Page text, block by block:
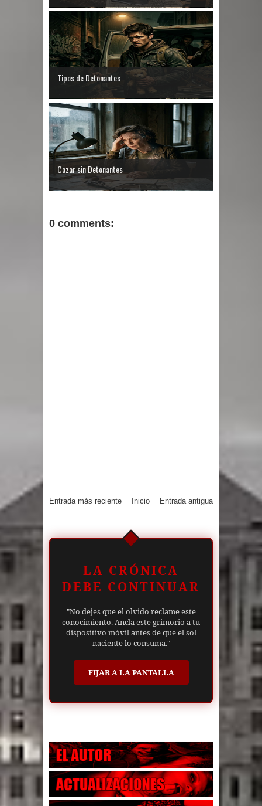
Tipos de Detonantes
Cazar sin Detonantes
0 comments:
Entrada más reciente Entrada antigua
Inicio
LA CRÓNICA
DEBE CONTINUAR
"No dejes que el olvido reclame este
conocimiento. Ancla este grimorio a tu
dispositivo móvil antes de que el sol
naciente lo consuma."
FIJAR A LA PANTALLA